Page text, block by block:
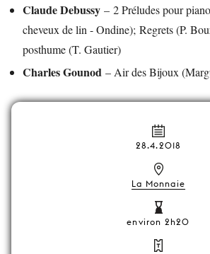
Claude Debussy – 2 Préludes pour
cheveux de lin - Ondine); Regrets (P.
posthume (T. Gautier)
Charles Gounod – Air des Bijoux
28.4.2018
La Monnaie
environ 2h20